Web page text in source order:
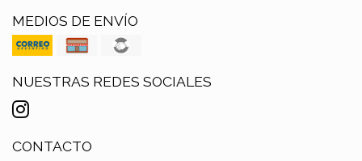
MEDIOS DE ENVÍO
NUESTRAS REDES SOCIALES
CONTACTO